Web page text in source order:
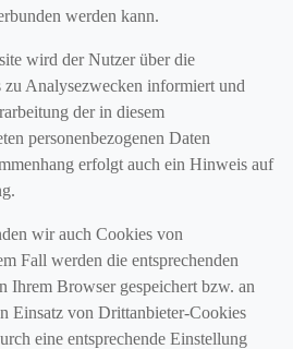
werden kann.
wird der Nutzer über die
Analysezwecken informiert und
der in diesem
personenbezogenen Daten
erfolgt auch ein Hinweis auf
wir auch Cookies von
Fall werden die entsprechenden
Ihrem Browser gespeichert bzw. an
Einsatz von Drittanbieter-Cookies
eine entsprechende Einstellung